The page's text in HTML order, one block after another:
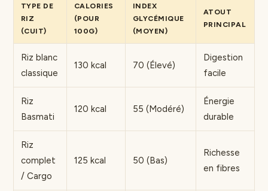
TYPE DE
RIZ
(CUIT)
CALORIES
(POUR
100G)
INDEX
GLYCÉMIQUE
(MOYEN)
ATOUT
PRINCIPAL
Riz blanc
classique
130 kcal 70 (Élevé)
Digestion
facile
Riz
Basmati
120 kcal 55 (Modéré)
Énergie
durable
Riz
complet
/ Cargo
125 kcal 50 (Bas)
Richesse
en fibres